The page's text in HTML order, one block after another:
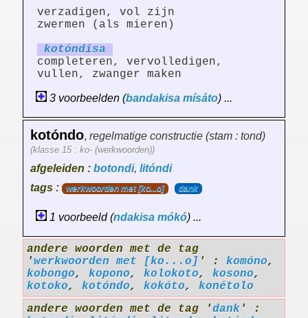
verzadigen, vol zijn
zwermen (als mieren)
kotóndisa
completeren, vervolledigen,
vullen, zwanger maken
3 voorbeelden (bandakisa mísáto) ...
kotóndo, regelmatige constructie (stam : tond)
(klasse 15 : ko- (werkwoorden))
afgeleiden : botondi, litóndi
tags :
werkwoorden met [ko...o] dank
1 voorbeeld (ndakisa mókó) ...
andere woorden met de tag
'werkwoorden met [ko...o] ' : komóno,
kobongo, kopono, kolokoto, kosono,
kotoko, kotóndo, kokóto, konétolo
andere woorden met de tag 'dank ' :